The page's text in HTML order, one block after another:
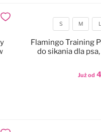
Dodaj do ulubionych
Rozmiar
S M L
Już od
Flamingo Training
do sikania dla